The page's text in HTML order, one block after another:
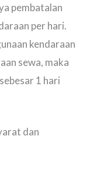
pembatalan
per hari.
kendaraan
sewa, maka
1 hari
dan